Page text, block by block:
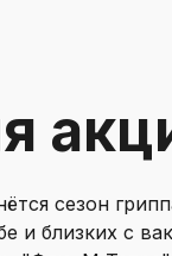
сезон
и близких с